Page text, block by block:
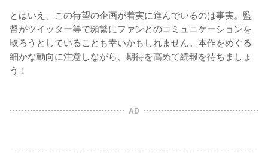
とはいえ、この待望の企画が着実に進んでいるのは事実。監
督がツイッター等で頻繁にファンとのコミュニケーションを
取ろうとしていることも幸いかもしれません。本作をめぐる
細かな動向に注意しながら、期待を高めて続報を待ちましょ
う！
AD